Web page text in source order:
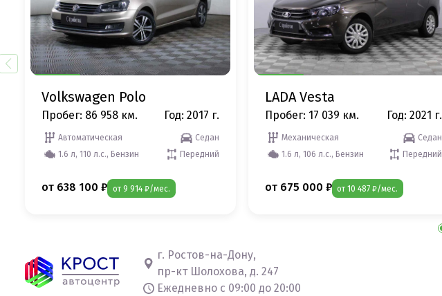
Volkswagen Polo
Пробег: 86 958 км. Год: 2017 г.
Автоматическая
Седан
1.6 л, 110 л.с., Бензин
Передний
от 638 100 ₽ от 9 914 ₽/мес.
LADA Vesta
Пробег: 17 039 км. Год: 2021 г.
Механическая
Седан
1.6 л, 106 л.с., Бензин
Передний
от 675 000 ₽ от 10 487 ₽/мес.
г. Ростов-на-Дону,
пр-кт Шолохова, д. 247
Ежедневно с 09:00 до 20:00